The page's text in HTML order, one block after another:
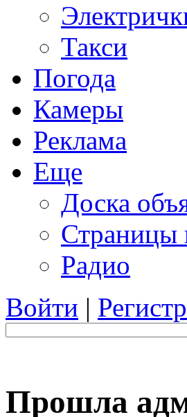
Такси
Погода
Камеры
Реклама
Еще
Доска
Страницы
Радио
Войти |
Прошла